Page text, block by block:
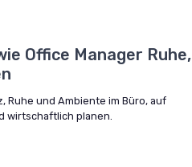
Office Manager Ruhe,
Ruhe und Ambiente im Büro, auf
wirtschaftlich planen.